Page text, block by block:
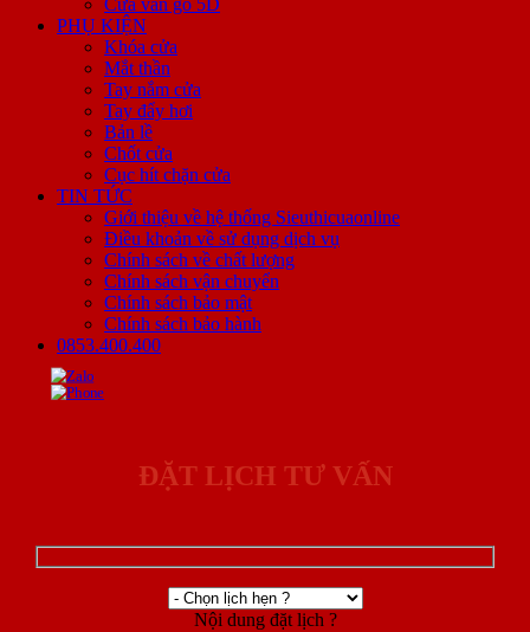
PHỤ KIỆN
Khóa cửa
Mắt thần
Tay nắm cửa
Tay đẩy hơi
Bản lề
Chốt cửa
Cục hít chặn cửa
TIN TỨC
Giới thiệu về hệ thống Sieuthicuaonline
Điều khoản về sử dụng dịch vụ
Chính sách về chất lượng
Chính sách vận chuyển
Chính sách bảo mật
Chính sách bảo hành
0853.400.400
ĐẶT LỊCH TƯ VẤN
Nội dung đặt lịch ?